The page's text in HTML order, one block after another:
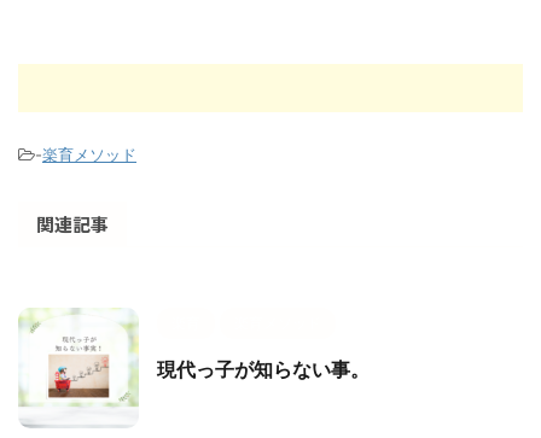
-楽育メソッド
関連記事
現代っ子が知らない事。